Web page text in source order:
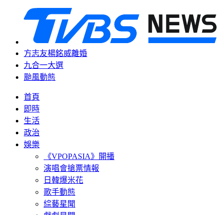
方志友楊銘威離婚
九合一大選
颱風動態
首頁
即時
生活
政治
娛樂
《VPOPASIA》開播
演唱會搶票情報
日韓爆米花
歌手動態
綜藝星聞